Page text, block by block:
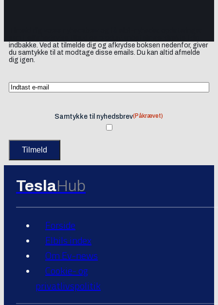
indbakke. Ved at tilmelde dig og afkrydse boksen nedenfor, giver
du samtykke til at modtage disse emails. Du kan altid afmelde
dig igen.
Samtykke til nyhedsbrev(Påkrævet)
TeslaHub
Forside
Elbils index
Om Ev-news
Cookie- og
privatlivspolitik